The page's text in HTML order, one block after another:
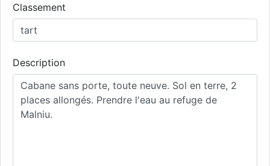
Classement
Description